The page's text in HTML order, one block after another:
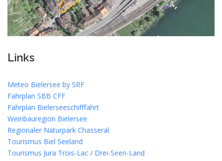
Links
Meteo Bielersee by SRF
Fahrplan SBB CFF
Fahrplan Bielerseeschifffahrt
Weinbauregion Bielersee
Regionaler Naturpark Chasseral
Tourismus Biel Seeland
Tourismus Jura Trois-Lac / Drei-Seen-Land